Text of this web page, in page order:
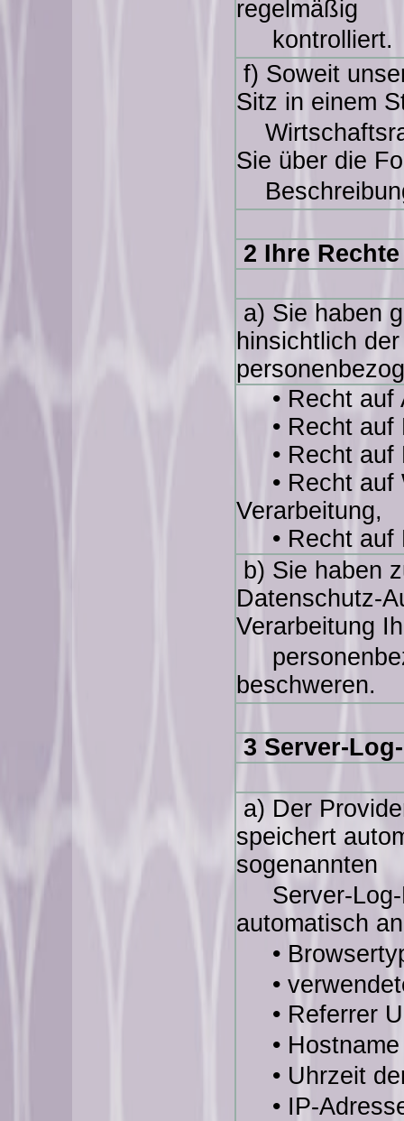
regelmäßig
kontrolliert.
f) Soweit
Sitz in einem
Sie über die
2 Ihre Rechte
a) Sie haben
hinsichtlich
• Recht auf
• Recht auf
• Recht auf
• Recht auf
Verarbeitung,
• Recht auf
b) Sie haben
Datenschutz-
Verarbeitung
beschweren.
3 Server-
a) Der
speichert
sogenannten
Server-Log-
automatisch
•
•
• Referrer
•
• Uhrzeit
• IP-